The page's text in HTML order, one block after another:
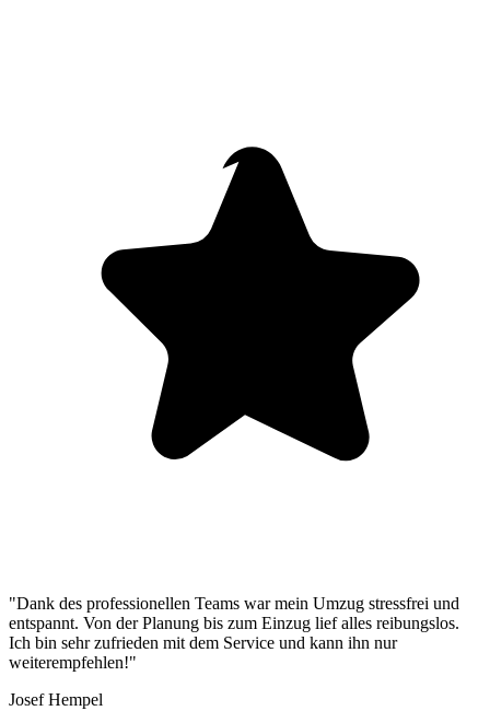
"Dank des professionellen Teams war mein Umzug stressfrei und
entspannt. Von der Planung bis zum Einzug lief alles reibungslos.
Ich bin sehr zufrieden mit dem Service und kann ihn nur
weiterempfehlen!"
Josef Hempel